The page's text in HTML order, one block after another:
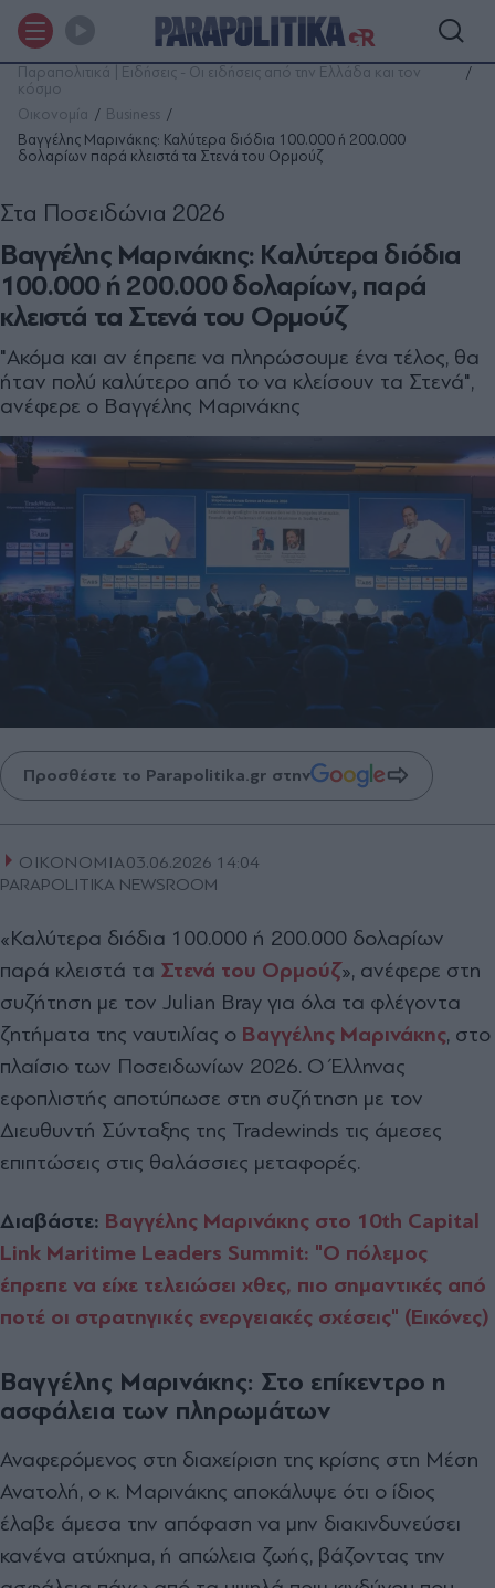
Παραπολιτικά | Ειδήσεις - Οι ειδήσεις από την Ελλάδα και τον
κόσμο
Οικονομία
Business
Βαγγέλης Μαρινάκης: Καλύτερα διόδια 100.000 ή 200.000
δολαρίων παρά κλειστά τα Στενά του Ορμούζ
Βαγγέλης Μαρινάκης: Καλύτερα διόδια
100.000 ή 200.000 δολαρίων, παρά
κλειστά τα Στενά του Ορμούζ
Στα Ποσειδώνια 2026
"Ακόμα και αν έπρεπε να πληρώσουμε ένα τέλος, θα
ήταν πολύ καλύτερο από το να κλείσουν τα Στενά",
ανέφερε ο Βαγγέλης Μαρινάκης
Προσθέστε το Parapolitika.gr στην
ΟΙΚΟΝΟΜΙΑ03.06.2026 14:04
PARAPOLITIKA NEWSROOM
«Καλύτερα διόδια 100.000 ή 200.000 δολαρίων
παρά κλειστά τα Στενά του Ορμούζ», ανέφερε στη
συζήτηση με τον Julian Bray για όλα τα φλέγοντα
ζητήματα της ναυτιλίας ο Βαγγέλης Μαρινάκης, στο
πλαίσιο των Ποσειδωνίων 2026. Ο Έλληνας
εφοπλιστής αποτύπωσε στη συζήτηση με τον
Διευθυντή Σύνταξης της Tradewinds τις άμεσες
επιπτώσεις στις θαλάσσιες μεταφορές.
Διαβάστε: Βαγγέλης Μαρινάκης στο 10th Capital
Link Maritime Leaders Summit: "Ο πόλεμος
έπρεπε να είχε τελειώσει χθες, πιο σημαντικές από
ποτέ οι στρατηγικές ενεργειακές σχέσεις" (Εικόνες)
Βαγγέλης Μαρινάκης: Στο επίκεντρο η
ασφάλεια των πληρωμάτων
Αναφερόμενος στη διαχείριση της κρίσης στη Μέση
Ανατολή, ο κ. Μαρινάκης αποκάλυψε ότι ο ίδιος
έλαβε άμεσα την απόφαση να μην διακινδυνεύσει
κανένα ατύχημα, ή απώλεια ζωής, βάζοντας την